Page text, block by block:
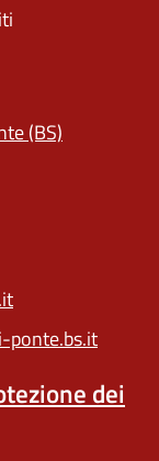
(BS)
ponte.bs.it
dei